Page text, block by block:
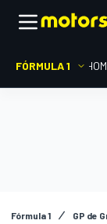
FÓRMULA 1
Fórmula 1 GP de